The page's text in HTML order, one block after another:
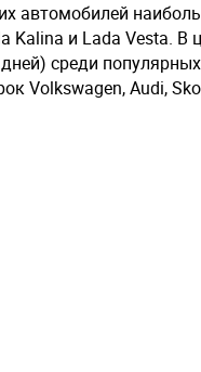
автомобилей
Kalina и Lada Vesta. В
среди
Volkswagen, Audi,